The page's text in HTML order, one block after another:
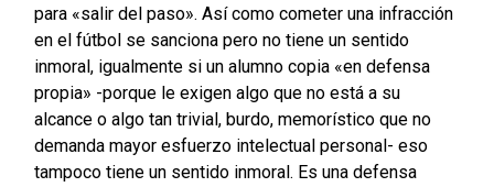
para «salir del paso». Así como cometer una infracción
en el fútbol se sanciona pero no tiene un sentido
inmoral, igualmente si un alumno copia «en defensa
propia» -porque le exigen algo que no está a su
alcance o algo tan trivial, burdo, memorístico que no
demanda mayor esfuerzo intelectual personal- eso
tampoco tiene un sentido inmoral. Es una defensa